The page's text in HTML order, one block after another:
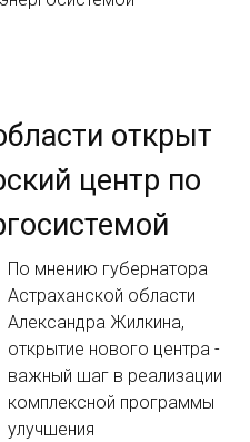
открыт
центр по
По мнению губернатора
Астраханской области
Александра Жилкина,
открытие нового центра -
важный шаг в реализации
комплексной программы
улучшения